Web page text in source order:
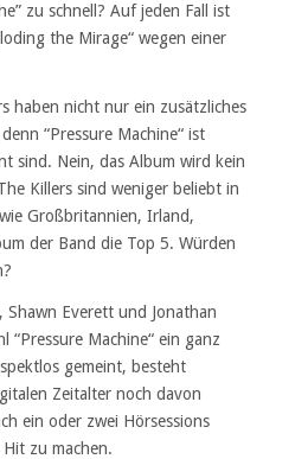
zu schnell? Auf jeden Fall ist
the Mirage“ wegen einer
haben nicht nur ein zusätzliches
“Pressure Machine“ ist
sind. Nein, das Album wird kein
Killers sind weniger beliebt in
Großbritannien, Irland,
der Band die Top 5. Würden
Everett und Jonathan
Machine“ ein ganz
gemeint, besteht
Zeitalter noch davon
ein oder zwei Hörsessions
zu machen.